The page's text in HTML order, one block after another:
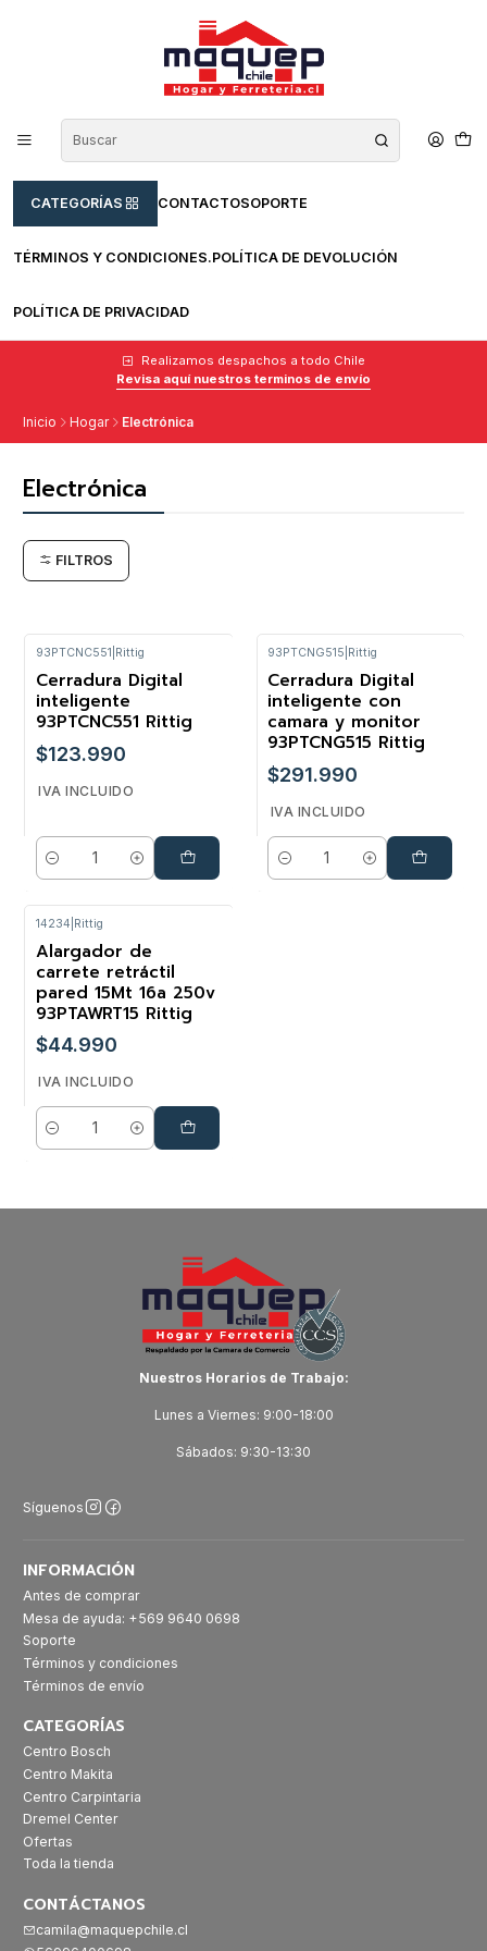
CATEGORÍAS CONTACTOSOPORTE
TÉRMINOS Y CONDICIONES.POLÍTICA DE DEVOLUCIÓN
POLÍTICA DE PRIVACIDAD
Realizamos despachos a todo Chile
Revisa aquí nuestros terminos de envío
Inicio Hogar Electrónica
Electrónica
FILTROS
93PTCNC551 Rittig
Cerradura Digital
inteligente
93PTCNC551 Rittig
$123.990
IVA INCLUIDO
Cantidad
93PTCNG515 Rittig
Cerradura Digital
inteligente con
camara y monitor
93PTCNG515 Rittig
$291.990
IVA INCLUIDO
Cantidad
14234 Rittig
Alargador de
carrete retráctil
pared 15Mt 16a 250v
93PTAWRT15 Rittig
$44.990
IVA INCLUIDO
Cantidad
Nuestros Horarios de Trabajo:
Lunes a Viernes: 9:00-18:00
Sábados: 9:30-13:30
Síguenos
INFORMACIÓN
Antes de comprar
Mesa de ayuda: +569 9640 0698
Soporte
Términos y condiciones
Términos de envío
CATEGORÍAS
Centro Bosch
Centro Makita
Centro Carpintaria
Dremel Center
Ofertas
Toda la tienda
CONTÁCTANOS
camila@maquepchile.cl